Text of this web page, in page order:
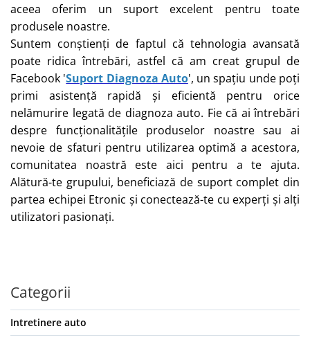
aceea oferim un suport excelent pentru toate
produsele noastre.
Suntem conștienți de faptul că tehnologia avansată
poate ridica întrebări, astfel că am creat grupul de
Facebook 'Suport Diagnoza Auto', un spațiu unde poți
primi asistență rapidă și eficientă pentru orice
nelămurire legată de diagnoza auto. Fie că ai întrebări
despre funcționalitățile produselor noastre sau ai
nevoie de sfaturi pentru utilizarea optimă a acestora,
comunitatea noastră este aici pentru a te ajuta.
Alătură-te grupului, beneficiază de suport complet din
partea echipei Etronic și conectează-te cu experți și alți
utilizatori pasionați.
Categorii
Intretinere auto